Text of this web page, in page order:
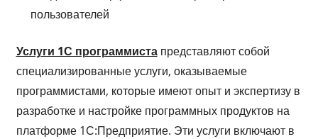
пользователей
Услуги 1С программистапредставляют собой
специализированные услуги, оказываемые
программистами, которые имеют опыт и экспертизу в
разработке и настройке программных продуктов на
платформе 1С:Предприятие. Эти услуги включают в